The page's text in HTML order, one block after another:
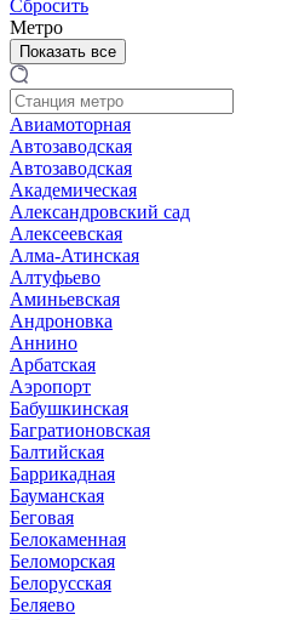
Сбросить
Метро
Показать все
Авиамоторная
Автозаводская
Автозаводская
Академическая
Александровский сад
Алексеевская
Алма-Атинская
Алтуфьево
Аминьевская
Андроновка
Аннино
Арбатская
Аэропорт
Бабушкинская
Багратионовская
Балтийская
Баррикадная
Бауманская
Беговая
Белокаменная
Беломорская
Белорусская
Беляево